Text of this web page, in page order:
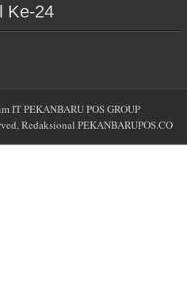
Ke-24
IT PEKANBARU POS GROUP
Redaksional PEKANBARUPOS.CO